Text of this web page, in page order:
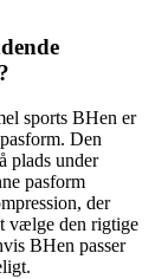
sports BHen er
Den
plads under
pasform
der
vælge den rigtige
BHen passer